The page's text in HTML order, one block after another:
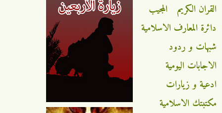
القران الكريم
المجيب
دائرة المعارف الاسلامية
شبهات و ردود
الاجابات اليومية
ادعية و زيارات
مكتبتك الاسلامية